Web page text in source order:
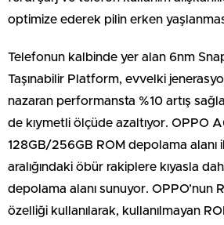
optimize ederek pilin erken
Telefonun kalbinde yer alan 6nm
Taşınabilir Platform, evvelki
nazaran performansta %10 artış
de kıymetli ölçüde azaltıyor. OPPO
128GB/256GB ROM depolama alanı
aralığındaki öbür rakiplere kıyasla
depolama alanı sunuyor. OPPO’nun
özelliği kullanılarak, kullanılmayan